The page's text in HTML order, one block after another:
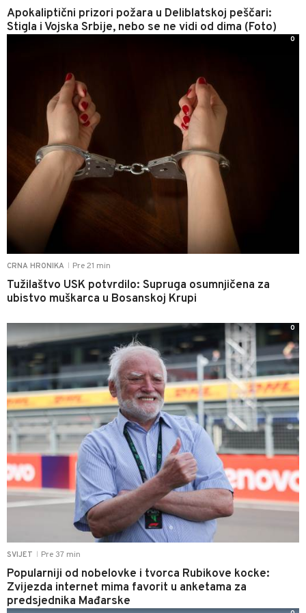
Apokaliptični prizori požara u Deliblatskoj peščari:
Stigla i Vojska Srbije, nebo se ne vidi od dima (Foto)
CRNA HRONIKA Pre 21 min
Tužilaštvo USK potvrdilo: Supruga osumnjičena za
ubistvo muškarca u Bosanskoj Krupi
0
SVIJET Pre 37 min
Popularniji od nobelovke i tvorca Rubikove kocke:
Zvijezda internet mima favorit u anketama za
predsjednika Mađarske
0